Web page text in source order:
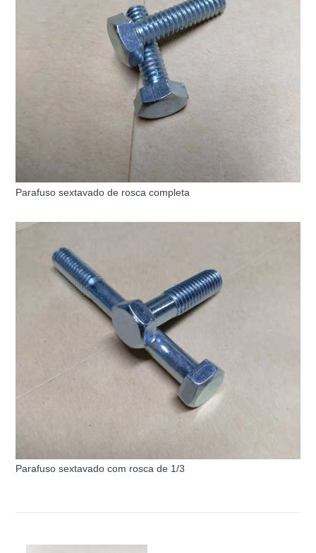
Parafuso sextavado de rosca completa
Parafuso sextavado com rosca de 1/3